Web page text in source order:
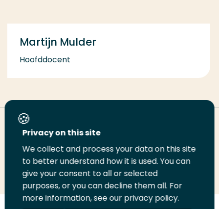
Martijn Mulder
Hoofddocent
Deel deze pagina
Deel
LinkedIn
Deel
op
Twitter
Deel
op
Facebook
Email
deze
pagina
Print
deze
pagina
Privacy on this site
We collect and process your data on this site
to better understand how it is used. You can
give your consent to all or selected
purposes, or you can decline them all. For
more information, see our privacy policy.